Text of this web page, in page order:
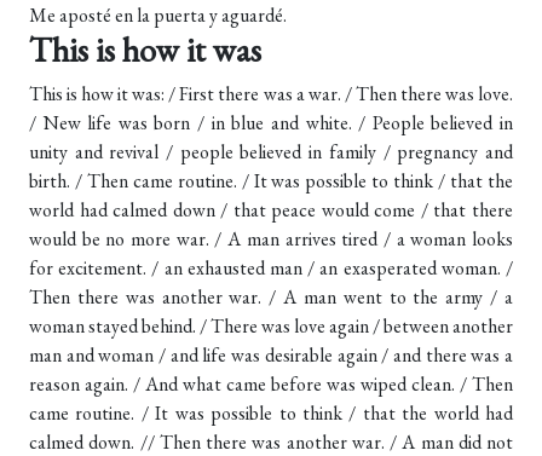
Me aposté en la puerta y aguardé.
This is how it was
This is how it was: / First there was a war. / Then there was love.
/ New life was born / in blue and white. / People believed in
unity and revival / people believed in family / pregnancy and
birth. / Then came routine. / It was possible to think / that the
world had calmed down / that peace would come / that there
would be no more war. / A man arrives tired / a woman looks
for excitement. / an exhausted man / an exasperated woman. /
Then there was another war. / A man went to the army / a
woman stayed behind. / There was love again / between another
man and woman / and life was desirable again / and there was a
reason again. / And what came before was wiped clean. / Then
came routine. / It was possible to think / that the world had
calmed down. // Then there was another war. / A man did not